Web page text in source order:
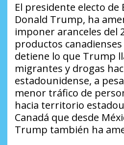
El presidente electo de
Donald Trump, ha
imponer aranceles del
productos
detiene lo que Trump
migrantes y drogas
estadounidense, a
menor tráfico de
hacia territorio
Canadá que desde
Trump también ha